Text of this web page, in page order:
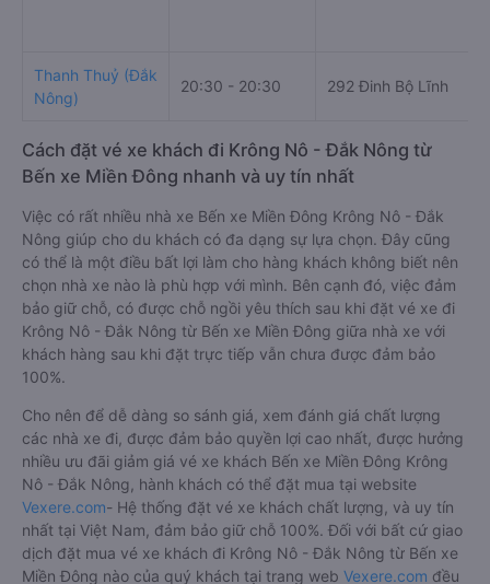
Thanh Thuỷ (Đắk
Nông)
20:30 - 20:30 292 Đinh Bộ Lĩnh
Cách đặt vé xe khách đi Krông Nô - Đắk Nông từ
Bến xe Miền Đông nhanh và uy tín nhất
Việc có rất nhiều nhà xe Bến xe Miền Đông Krông Nô - Đắk
Nông giúp cho du khách có đa dạng sự lựa chọn. Đây cũng
có thể là một điều bất lợi làm cho hàng khách không biết nên
chọn nhà xe nào là phù hợp với mình. Bên cạnh đó, việc đảm
bảo giữ chỗ, có được chỗ ngồi yêu thích sau khi đặt vé xe đi
Krông Nô - Đắk Nông từ Bến xe Miền Đông giữa nhà xe với
khách hàng sau khi đặt trực tiếp vẫn chưa được đảm bảo
100%.
Cho nên để dễ dàng so sánh giá, xem đánh giá chất lượng
các nhà xe đi, được đảm bảo quyền lợi cao nhất, được hưởng
nhiều ưu đãi giảm giá vé xe khách Bến xe Miền Đông Krông
Nô - Đắk Nông, hành khách có thể đặt mua tại website
Vexere.com- Hệ thống đặt vé xe khách chất lượng, và uy tín
nhất tại Việt Nam, đảm bảo giữ chỗ 100%. Đối với bất cứ giao
dịch đặt mua vé xe khách đi Krông Nô - Đắk Nông từ Bến xe
Miền Đông nào của quý khách tại trang web Vexere.com đều